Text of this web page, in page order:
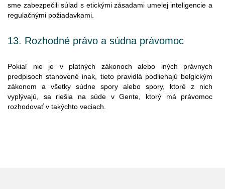
sme zabezpečili súlad s etickými zásadami umelej inteligencie a
regulačnými požiadavkami.
13. Rozhodné právo a súdna právomoc
Pokiaľ nieje v platných zákonoch alebo iných
právnych
predpisoch stanovené inak tieto pravidlá podliehajú belgickým
zákonom a všetky súdne spory alebo spory, ktoré z nich
vyplývajú
sa riešia na súde vGente ktorý má
právomoc
rozhodovaťv takýchto veciach